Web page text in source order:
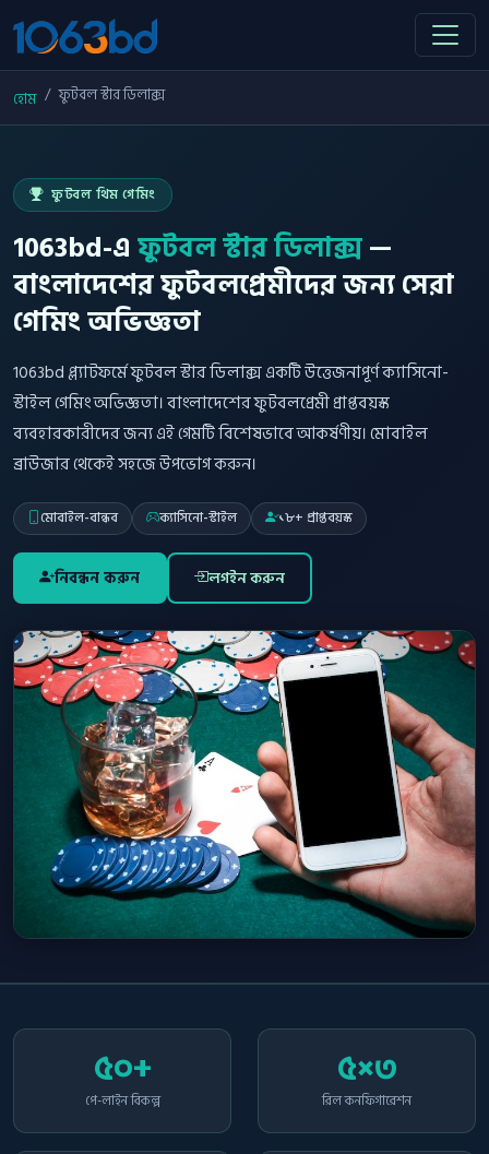
হোম ফুটবল স্টার ডিলাক্স
ফুটবল থিম গেমিং
1063bd-এফুটবল স্টার ডিলাক্স—
বাংলাদেশের ফুটবলপ্রেমীদের জন্য সেরা
গেমিং অভিজ্ঞতা
1063bd প্ল্যাটফর্মে ফুটবল স্টার ডিলাক্স একটি উত্তেজনাপূর্ণ ক্যাসিনো-
স্টাইল গেমিং অভিজ্ঞতা। বাংলাদেশের ফুটবলপ্রেমী প্রাপ্তবয়স্ক
ব্যবহারকারীদের জন্য এই গেমটি বিশেষভাবে আকর্ষণীয়। মোবাইল
ব্রাউজার থেকেই সহজে উপভোগ করুন।
মোবাইল-বান্ধব ক্যাসিনো-স্টাইল ১৮+ প্রাপ্তবয়স্ক
নিবন্ধন করুন লগইন করুন
ফুটবল স্টার ডিলাক্স পরিসংখ্যান
৫০+
পে-লাইন বিকল্প
৫×৩
রিল কনফিগারেশন